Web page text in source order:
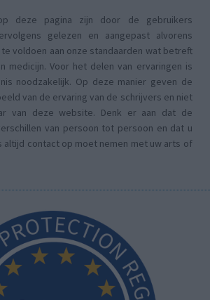
deze pagina zijn door de gebruikers
gelezen en aangepast alvorens
voldoen aan onze standaarden wat betreft
medicijn. Voor het delen van ervaringen is
noodzakelijk. Op deze manier geven de
van de ervaring van de schrijvers en niet
van deze website. Denk er aan dat de
van persoon tot persoon en dat u
altijd contact op moet nemen met uw arts of